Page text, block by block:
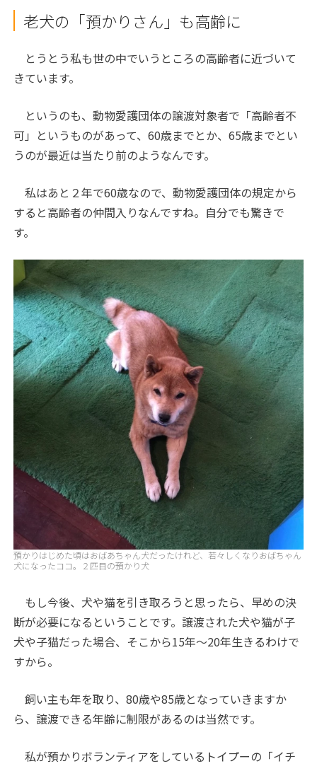
老犬の「預かりさん」も高齢に
とうとう私も世の中でいうところの高齢者に近づいて
きています。
というのも、動物愛護団体の譲渡対象者で「高齢者不
可」というものがあって、60歳までとか、65歳までとい
うのが最近は当たり前のようなんです。
私はあと２年で60歳なので、動物愛護団体の規定から
すると高齢者の仲間入りなんですね。自分でも驚きで
す。
預かりはじめた頃はおばあちゃん犬だったけれど、若々しくなりおばちゃん
犬になったココ。２匹目の預かり犬
もし今後、犬や猫を引き取ろうと思ったら、早めの決
断が必要になるということです。譲渡された犬や猫が子
犬や子猫だった場合、そこから15年〜20年生きるわけで
すから。
飼い主も年を取り、80歳や85歳となっていきますか
ら、譲渡できる年齢に制限があるのは当然です。
私が預かりボランティアをしているトイプーの「イチ